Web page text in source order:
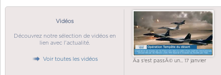
Vidéos
Découvrez notre sélection de vidéos en
lien avec l'actualité.
Voir toutes les vidéos Ãa s'est passÃ© un... 17 janvier